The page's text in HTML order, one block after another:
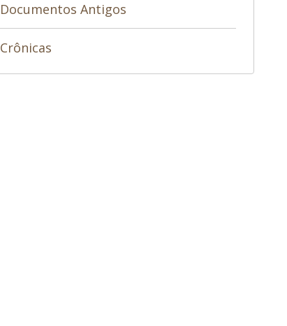
Documentos Antigos
Crônicas